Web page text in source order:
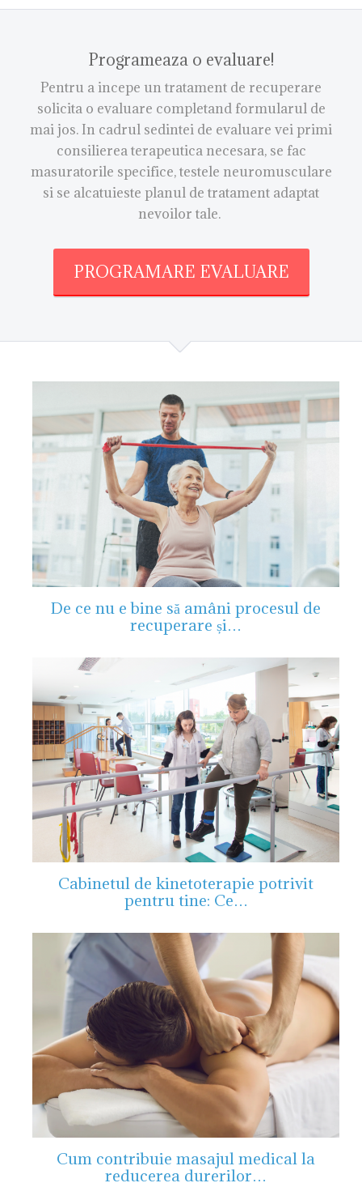
Programeaza o evaluare!
Pentru a incepe un tratament de recuperare
solicita o evaluare completand formularul de
mai jos. In cadrul sedintei de evaluare vei primi
consilierea terapeutica necesara, se fac
masuratorile specifice, testele neuromusculare
si se alcatuieste planul de tratament adaptat
nevoilor tale.
PROGRAMARE EVALUARE
De ce nu e bine să amâni procesul de
recuperare și…
Cabinetul de kinetoterapie potrivit
pentru tine: Ce…
Cum contribuie masajul medical la
reducerea durerilor…